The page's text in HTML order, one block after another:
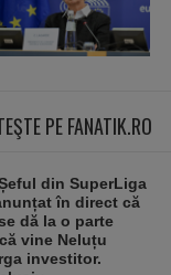
PE FANATIK.RO